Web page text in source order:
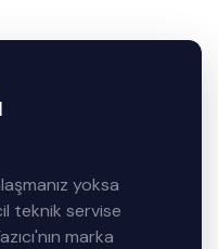
yoksa
teknik servise
marka